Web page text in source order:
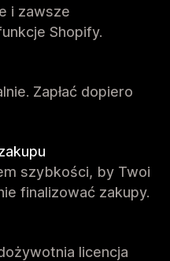
i zawsze
Shopify.
Zapłać dopiero
szybkości, by Twoi
finalizować zakupy.
licencja